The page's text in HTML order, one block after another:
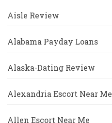
Aisle Review
Alabama Payday Loans
Alaska-Dating Review
Alexandria Escort Near Me
Allen Escort Near Me